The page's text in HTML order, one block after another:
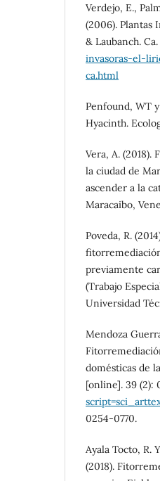
Verdejo, E.,
(2006). Plantas
& Laubanch.
invasoras-el-
ca.html
Penfound, WT
Hyacinth.
Vera, A. (2018).
la ciudad de
ascender a la
Maracaibo,
Poveda, R.
previamente
(Trabajo
Universidad
Mendoza
domésticas de
[online]. 39 (2):
0254-0770.
Ayala Tocto, R.
(2018).